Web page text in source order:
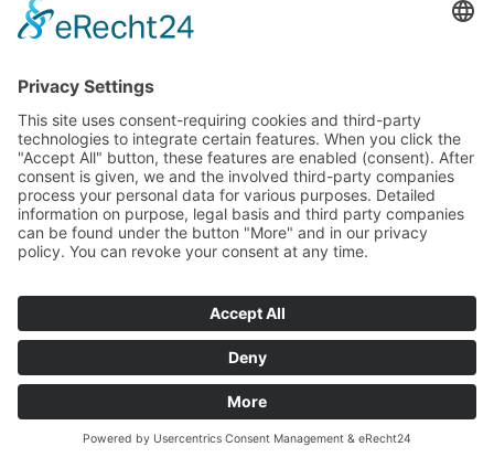
GTD - Gewächshaustechnik
Montage und Vertriebs GmbH
Niedersedlitzer Straße 56-62
01257 Dresden
Telefon: +49 351 2 81 84 98
Fax: +49 351 2 81 84 99
E-Mail: info@gtd-dresden.de
Datenschutzhinweis
AGB